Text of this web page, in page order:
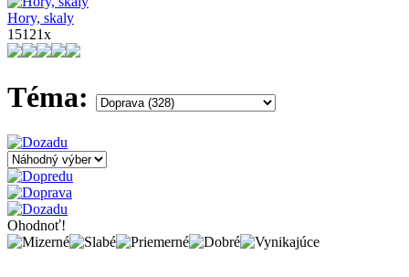
Hory, skaly
15121x
Téma:
Ohodnoť!